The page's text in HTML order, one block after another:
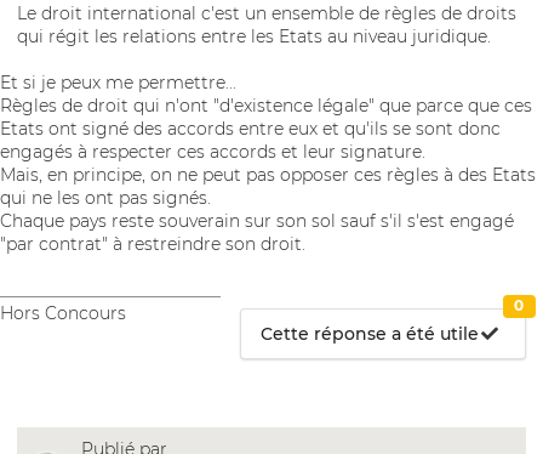
Le droit international c'est un ensemble de règles de droits
qui régit les relations entre les Etats au niveau juridique.
Et si je peux me permettre...
Règles de droit qui n'ont "d'existence légale" que parce que ces
Etats ont signé des accords entre eux et qu'ils se sont donc
engagés à respecter ces accords et leur signature.
Mais, en principe, on ne peut pas opposer ces règles à des Etats
qui ne les ont pas signés.
Chaque pays reste souverain sur son sol sauf s'il s'est engagé
"par contrat" à restreindre son droit.
Hors Concours
Cette réponse a été utile
0
Publié par